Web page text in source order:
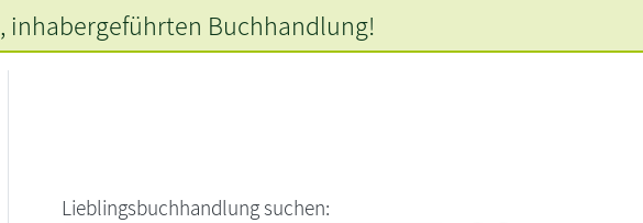
L‍i‍e‍b‍l‍i‍n‍g‍s‍b‍u‍c‍h‍h‍a‍n‍d‍l‍u‍n‍g‍ ‍s‍u‍c‍h‍e‍n‍:‍
, inhabergeführten Buchhandlung!